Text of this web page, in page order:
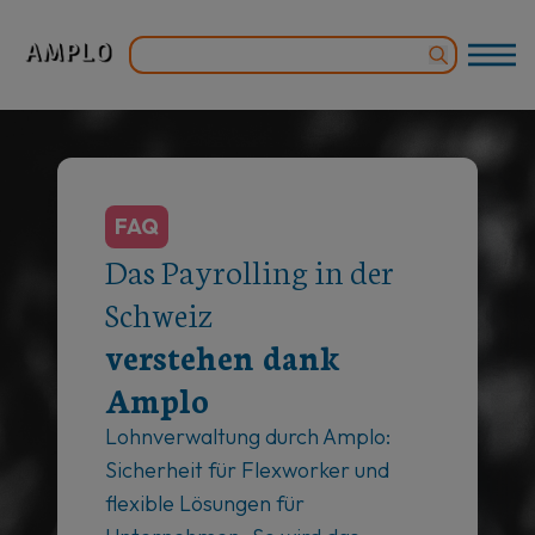
FAQ
Das Payrolling in der
Schweiz
verstehen dank
Amplo
Lohnverwaltung durch Amplo:
Sicherheit für Flexworker und
flexible Lösungen für